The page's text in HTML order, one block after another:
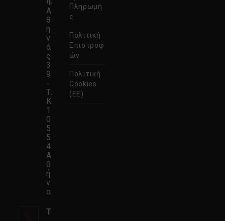
Α
θ
η
ν
ά
ς
3
9
-
Τ.
Κ.
1
0
5
5
4
Α
θ
ή
ν
α
Τ
Πληρωμή
ς
Πολιτική
Επιστροφ
ών
Πολιτική
Cookies
(ΕΕ)